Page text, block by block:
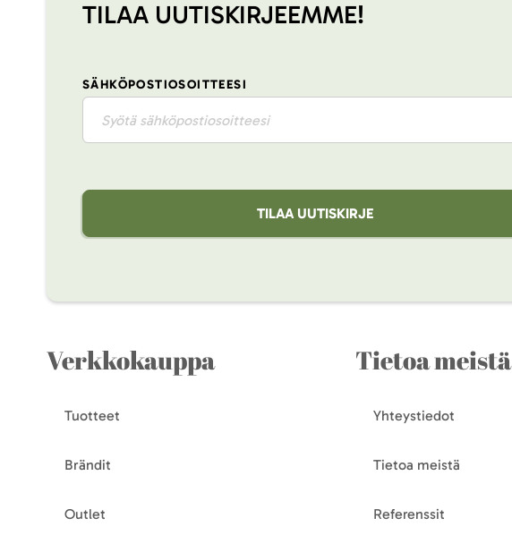
TILAA UUTISKIRJEEMME!
SÄHKÖPOSTIOSOITTEESI
TILAA UUTISKIRJE
Verkkokauppa
Tuotteet
Brändit
Outlet
Tietoa meistä
Yhteystiedot
Tietoa meistä
Referenssit